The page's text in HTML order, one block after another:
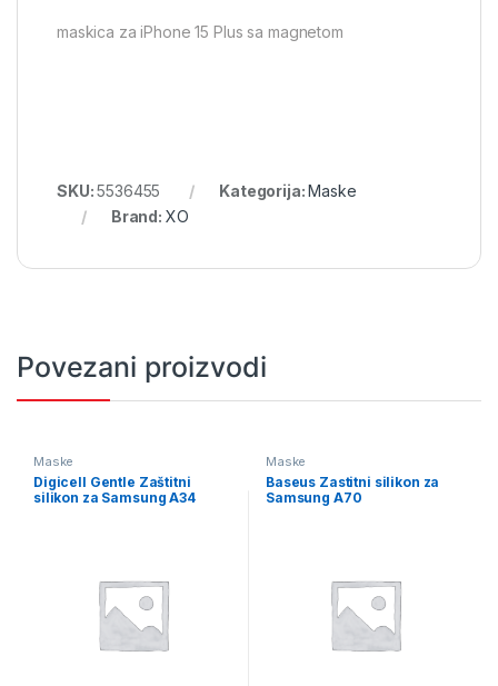
maskica za iPhone 15 Plus sa magnetom
SKU:5536455 Kategorija:Maske
Brand: XO
Povezani proizvodi
Maske
Digicell Gentle Zaštitni
silikon za Samsung A34
Maske
Baseus Zastitni silikon za
Samsung A70